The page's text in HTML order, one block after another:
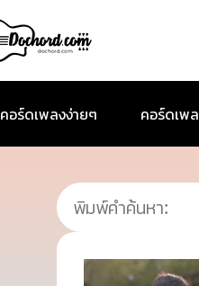
คอร์ดเพลงง่ายๆ คอร์ดเพ